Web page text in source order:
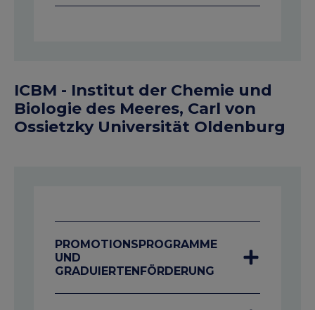
ICBM - Institut der Chemie und
Biologie des Meeres, Carl von
Ossietzky Universität Oldenburg
PROMOTIONSPROGRAMME
UND
GRADUIERTENFÖRDERUNG